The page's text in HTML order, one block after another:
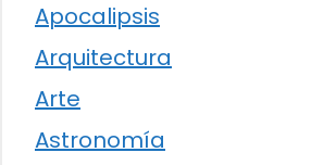
Apocalipsis
Arquitectura
Arte
Astronomía